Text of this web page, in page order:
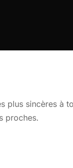
plus sincères à
proches.